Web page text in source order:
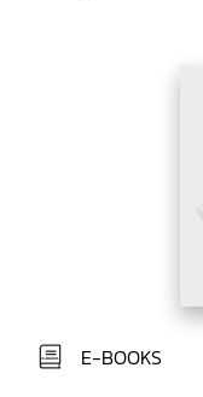
E-BOOKS